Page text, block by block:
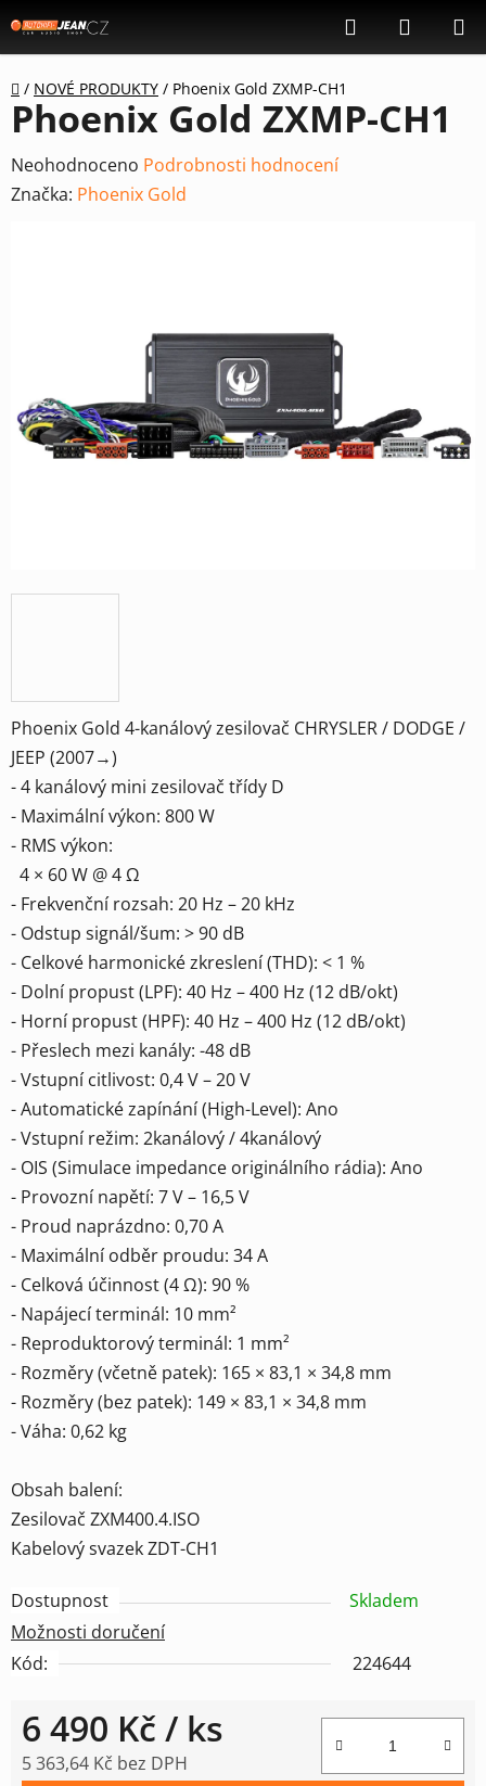
na
obsah
Hledat
KOŠÍK
Domů
/ NOVÉ PRODUKTY / Phoenix Gold ZXMP-CH1
Phoenix Gold 4-kanálový zesilovač CHRYSLER / DODGE /
JEEP (2007→)
- 4 kanálový mini zesilovač třídy D
- Maximální výkon: 800 W
- RMS výkon:
4 × 60 W @ 4 Ω
- Frekvenční rozsah: 20 Hz – 20 kHz
- Odstup signál/šum: > 90 dB
- Celkové harmonické zkreslení (THD): < 1 %
- Dolní propust (LPF): 40 Hz – 400 Hz (12 dB/okt)
- Horní propust (HPF): 40 Hz – 400 Hz (12 dB/okt)
- Přeslech mezi kanály: -48 dB
- Vstupní citlivost: 0,4 V – 20 V
- Automatické zapínání (High-Level): Ano
- Vstupní režim: 2kanálový / 4kanálový
- OIS (Simulace impedance originálního rádia): Ano
- Provozní napětí: 7 V – 16,5 V
- Proud naprázdno: 0,70 A
- Maximální odběr proudu: 34 A
- Celková účinnost (4 Ω): 90 %
- Napájecí terminál: 10 mm²
- Reproduktorový terminál: 1 mm²
- Rozměry (včetně patek): 165 × 83,1 × 34,8 mm
- Rozměry (bez patek): 149 × 83,1 × 34,8 mm
- Váha: 0,62 kg
Obsah balení:
Zesilovač ZXM400.4.ISO
Kabelový svazek ZDT-CH1
Dostupnost
Skladem
Možnosti doručení
Kód:
224644
6 490 Kč / ks
5 363,64 Kč bez DPH
Phoenix Gold ZXMP-CH1
Průměrné
hodnocení
Neohodnoceno Podrobnosti hodnocení
Značka: Phoenix Gold